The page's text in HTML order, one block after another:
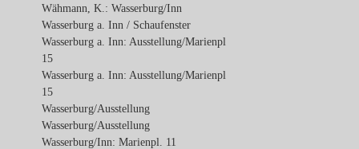
Wähmann, K.: Wasserburg/Inn
Wasserburg a. Inn / Schaufenster
Wasserburg a. Inn: Ausstellung/Marienpl
15
Wasserburg a. Inn: Ausstellung/Marienpl
15
Wasserburg/Ausstellung
Wasserburg/Ausstellung
Wasserburg/Inn: Marienpl. 11